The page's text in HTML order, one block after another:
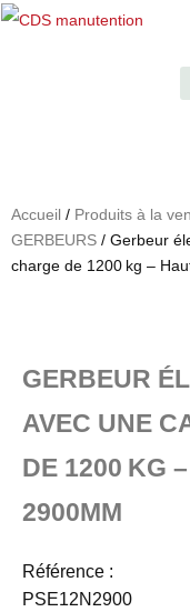
Accueil / Produits à la
GERBEURS / Gerbeur
charge de 1200 kg –
GERBEUR
AVEC UNE
DE 1200 KG
2900MM
Référence :
PSE12N2900